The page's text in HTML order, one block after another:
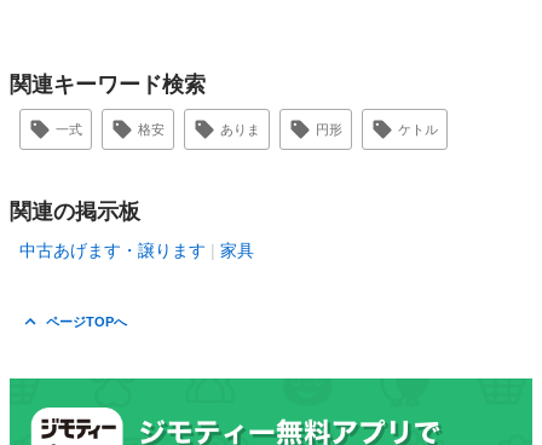
関連キーワード検索
一式 格安 ありま 円形 ケトル
関連の掲示板
中古あげます・譲ります 家具
ページTOPへ